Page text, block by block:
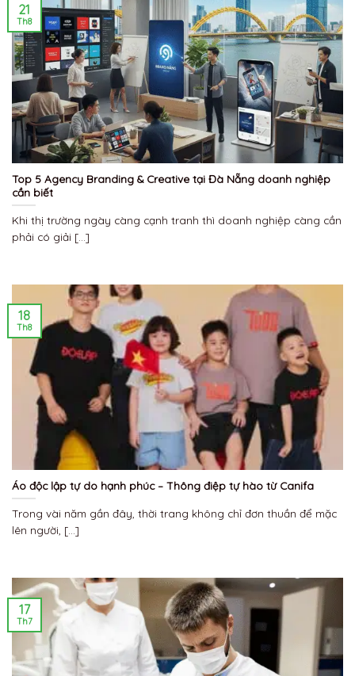
Top 5 Agency Branding & Creative tại Đà Nẵng doanh nghiệp
cần biết
Khi thị trường ngày càng cạnh tranh thì doanh nghiệp càng cần
phải có giải [...]
21
Th8
Áo độc lập tự do hạnh phúc – Thông điệp tự hào từ Canifa
Trong vài năm gần đây, thời trang không chỉ đơn thuần để mặc
lên người, [...]
18
Th8
17
Th7